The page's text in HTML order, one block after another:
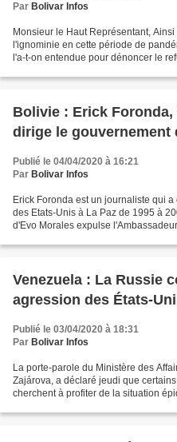
Par Bolivar Infos
Monsieur le Haut Représentant,
l'ignominie en cette période de
l'a-t-on entendue pour dénoncer le
Bolivie : Erick
dirige le gouvernement
Publié le 04/04/2020 à 16:21
Par Bolivar Infos
Erick Foronda est un journaliste qui
des Etats-Unis à La Paz de 1995 à
d'Evo Morales expulse
Venezuela : La Russie
agression des États-
Publié le 03/04/2020 à 18:31
Par Bolivar Infos
La porte-parole du Ministère des
Zajárova, a déclaré jeudi que
cherchent à profiter de la situation